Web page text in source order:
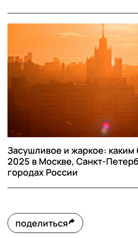
Засушливое и жаркое: каким
2025 в Москве, Санкт-
городах России
поделиться